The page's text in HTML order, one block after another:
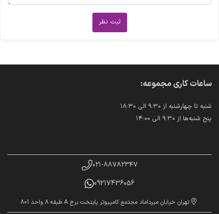
ثبت نظر
ساعات کاری مجموعه:
شنبه تا چهارشنبه از ۹:۳۰ الی ۱۸:۳۰
پنج شنبه‌ها از ۹:۳۰ الی ۱۴:۰۰
۰۲۱-۸۸۷۸۲۳۴۷
09217436056
تهران خیابان میرداماد مجتمع کامپیوتر پایتخت برج A طبقه 8 واحد 801